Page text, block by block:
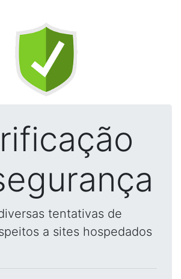
tentativas de
a sites hospedados